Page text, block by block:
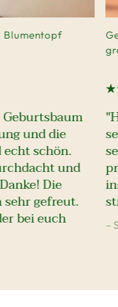
und die
schön.
und
Die
sehr gefreut.
bei euch
Blumentopf
–